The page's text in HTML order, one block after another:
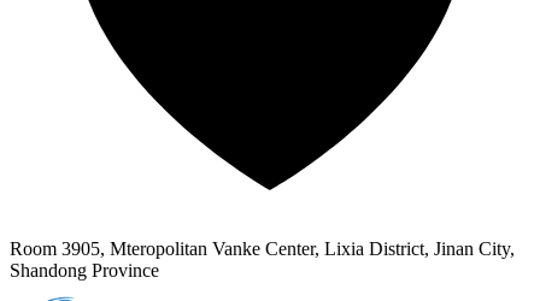
Room 3905, Mteropolitan Vanke Center, Lixia District, Jinan City,
Shandong Province